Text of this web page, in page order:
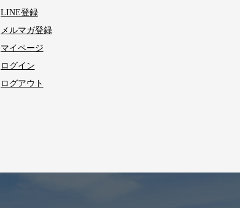
LINE登録
メルマガ登録
マイページ
ログイン
ログアウト